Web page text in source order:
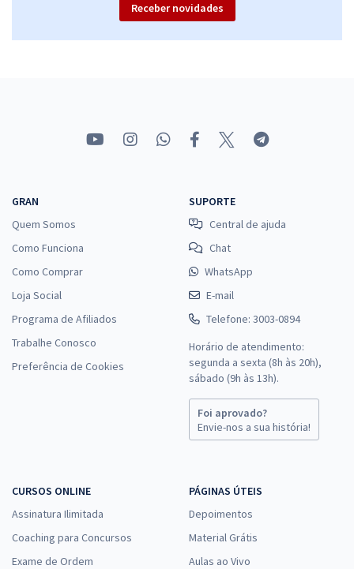
Receber novidades
GRAN
Quem Somos
Como Funciona
Como Comprar
Loja Social
Programa de Afiliados
Trabalhe Conosco
Preferência de Cookies
SUPORTE
Central de ajuda
Chat
WhatsApp
E-mail
Telefone: 3003-0894
Horário de atendimento:
segunda a sexta (8h às 20h),
sábado (9h às 13h).
Foi aprovado?
Envie-nos a sua história!
CURSOS ONLINE
Assinatura Ilimitada
Coaching para Concursos
Exame de Ordem
PÁGINAS ÚTEIS
Depoimentos
Material Grátis
Aulas ao Vivo